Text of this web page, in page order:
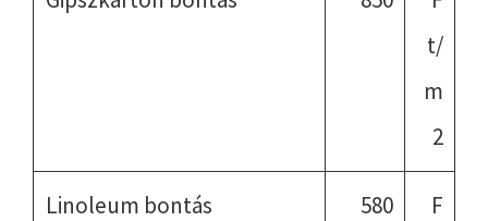
t/
m
2
Linoleum bontás 580
F